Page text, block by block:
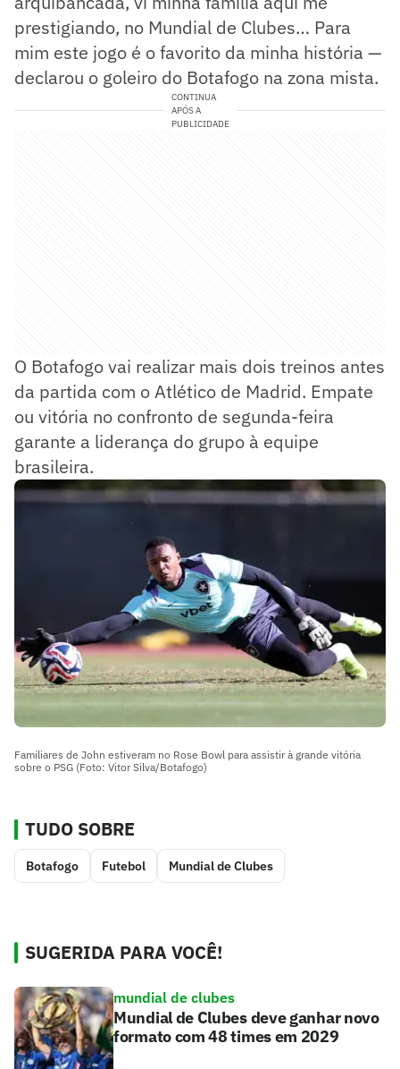
prestigiando, no Mundial de Clubes… Para
mim este jogo é o favorito da minha história —
declarou o goleiro do Botafogo na zona mista.
CONTINUA
APÓS A
PUBLICIDADE
O Botafogo vai realizar mais dois treinos antes
da partida com o Atlético de Madrid. Empate
ou vitória no confronto de segunda-feira
garante a liderança do grupo à equipe
brasileira.
Familiares de John estiveram no Rose Bowl para assistir à grande vitória
sobre o PSG (Foto: Vitor Silva/Botafogo)
TUDO SOBRE
Botafogo Futebol Mundial de Clubes
SUGERIDA PARA VOCÊ!
mundial de clubes
Mundial de Clubes deve ganhar novo
formato com 48 times em 2029